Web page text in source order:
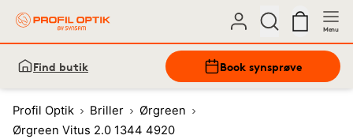
Menu
Find butik Book synsprøve
Profil Optik Briller
Ørgreen
Ørgreen Vitus 2.0 1344 4920